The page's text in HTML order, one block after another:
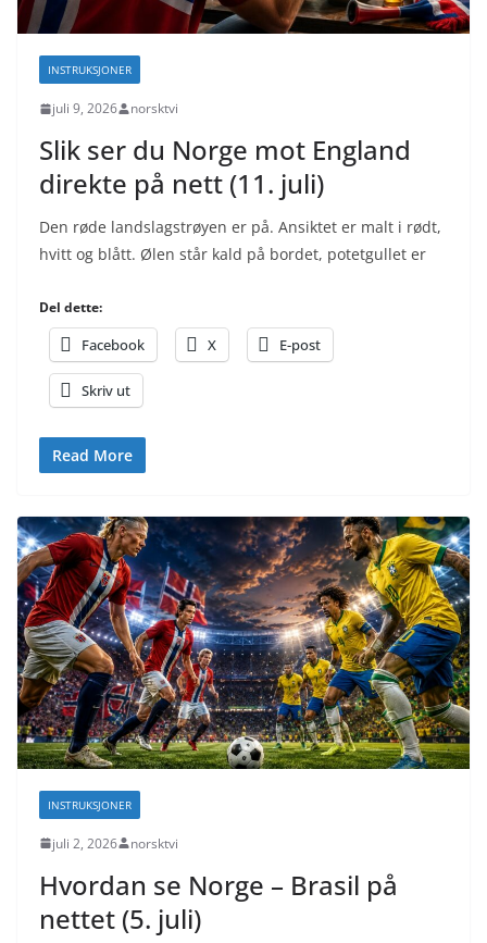
INSTRUKSJONER
juli 9, 2026 norsktvi
Slik ser du Norge mot England
direkte på nett (11. juli)
Den røde landslagstrøyen er på. Ansiktet er malt i rødt,
hvitt og blått. Ølen står kald på bordet, potetgullet er
Del dette:
Facebook X E-post
Skriv ut
Read More
INSTRUKSJONER
juli 2, 2026 norsktvi
Hvordan se Norge – Brasil på
nettet (5. juli)